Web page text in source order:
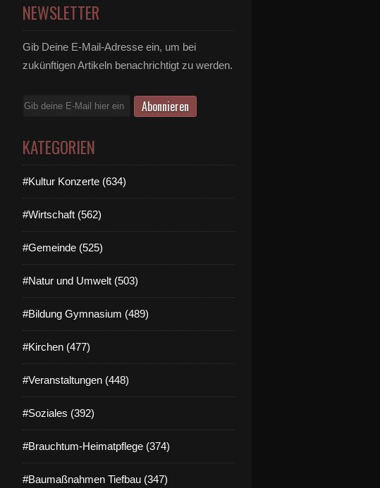
NEWSLETTER
Gib Deine E-Mail-Adresse ein, um bei
zukünftigen Artikeln benachrichtigt zu werden.
E-
KATEGORIEN
#Kultur Konzerte (634)
#Wirtschaft (562)
#Gemeinde (525)
#Natur und Umwelt (503)
#Bildung Gymnasium (489)
#Kirchen (477)
#Veranstaltungen (448)
#Soziales (392)
#Brauchtum-Heimatpflege (374)
#Baumaßnahmen Tiefbau (347)